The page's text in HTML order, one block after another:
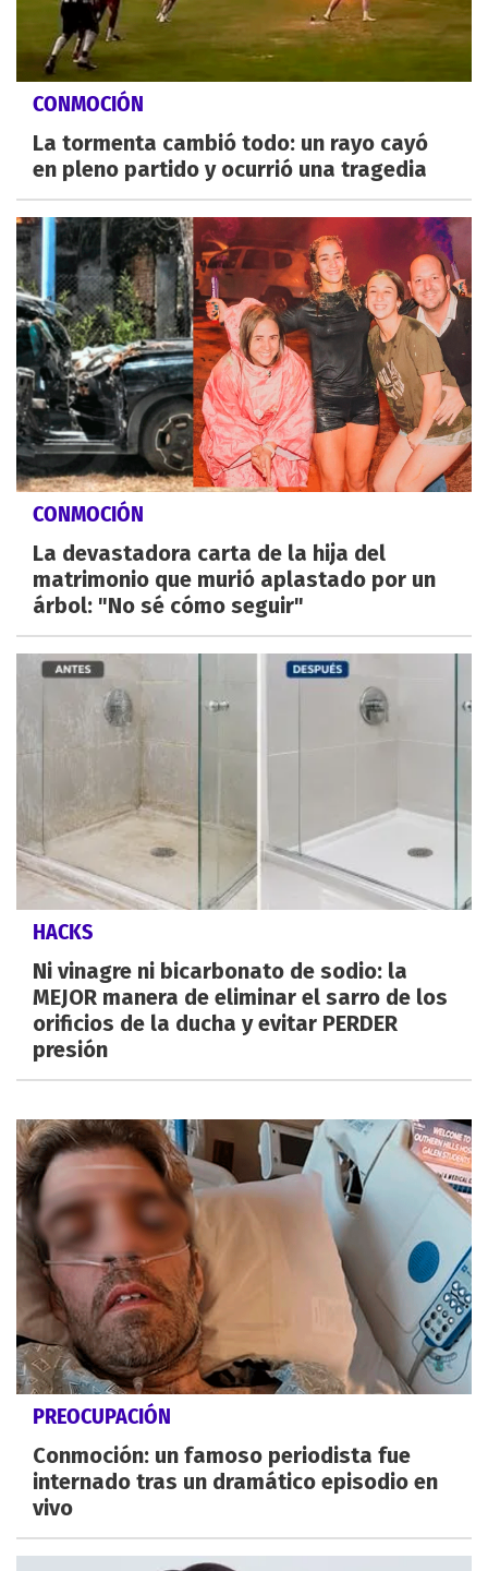
CONMOCIÓN
La tormenta cambió todo: un rayo cayó
en pleno partido y ocurrió una tragedia
CONMOCIÓN
La devastadora carta de la hija del
matrimonio que murió aplastado por un
árbol: "No sé cómo seguir"
HACKS
Ni vinagre ni bicarbonato de sodio: la
MEJOR manera de eliminar el sarro de los
orificios de la ducha y evitar PERDER
presión
PREOCUPACIÓN
Conmoción: un famoso periodista fue
internado tras un dramático episodio en
vivo